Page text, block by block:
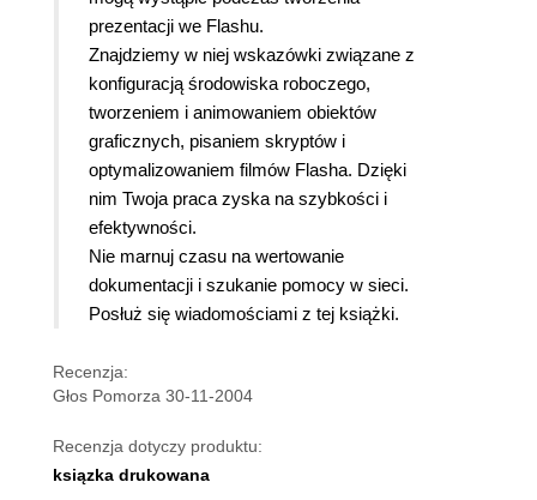
prezentacji we Flashu.
Znajdziemy w niej wskazówki związane z
konfiguracją środowiska roboczego,
tworzeniem i animowaniem obiektów
graficznych, pisaniem skryptów i
optymalizowaniem filmów Flasha. Dzięki
nim Twoja praca zyska na szybkości i
efektywności.
Nie marnuj czasu na wertowanie
dokumentacji i szukanie pomocy w sieci.
Posłuż się wiadomościami z tej książki.
Recenzja:
Głos Pomorza 30-11-2004
Recenzja dotyczy produktu:
ksiązka drukowana